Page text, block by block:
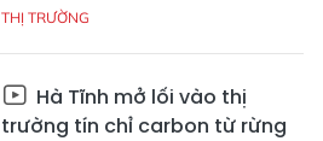
THỊ TRƯỜNG
Hà Tĩnh mở lối vào thị
trường tín chỉ carbon từ rừng